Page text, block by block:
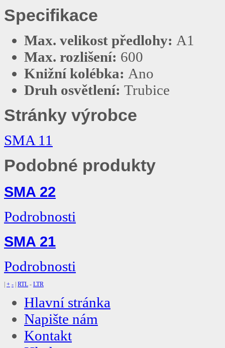
Specifikace
Max. velikost předlohy: A1
Max. rozlišení: 600
Knižní kolébka: Ano
Druh osvětlení: Trubice
Stránky výrobce
SMA 11
Podobné produkty
SMA 22
Podrobnosti
SMA 21
Podrobnosti
+ - RTL - LTR
Hlavní stránka
Napište nám
Kontakt